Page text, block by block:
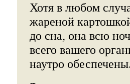
Хотя в любом
жареной
до сна, она всю
всего вашего
наутро